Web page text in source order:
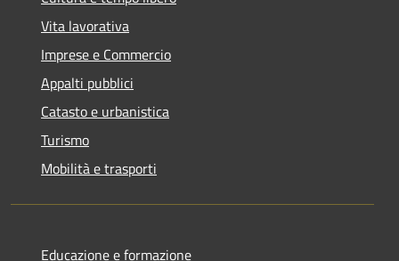
Vita lavorativa
Imprese e Commercio
Appalti pubblici
Catasto e urbanistica
Turismo
Mobilità e trasporti
Educazione e formazione